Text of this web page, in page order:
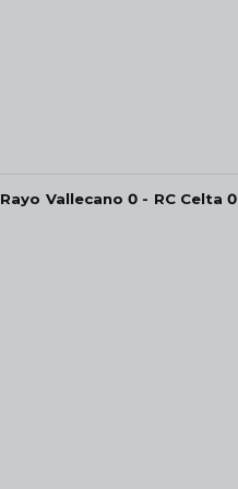
Rayo Vallecano 0 - RC Celta 0